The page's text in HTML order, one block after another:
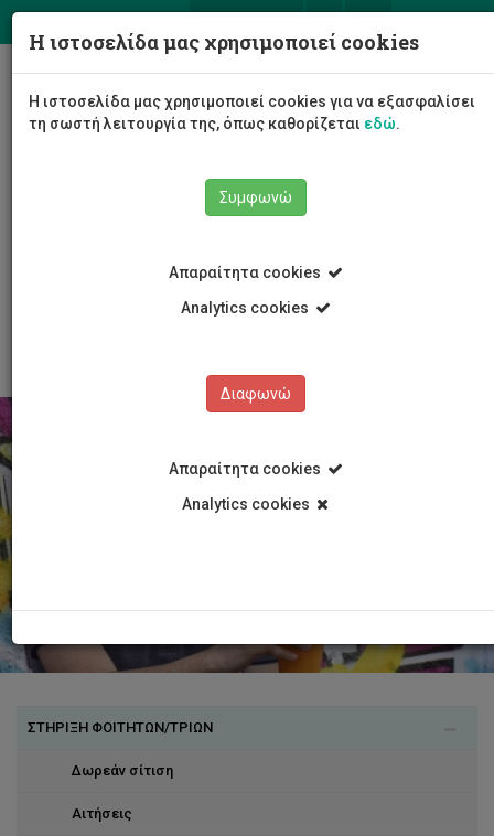
Υποτροφίες & βραβεία
Υποτροφίες κοινωνικής στήριξης για φοιτητές
μάστερ και διδακτορικού
ΣΤΗΡΙΞΗ ΦΟΙΤΗΤΩΝ/ΤΡΙΩΝ
Δωρεάν σίτιση
Αιτήσεις
Η ιστοσελίδα μας χρησιμοποιεί cookies
Η ιστοσελίδα μας χρησιμοποιεί cookies για να εξασφαλίσει
τη σωστή λειτουργία της, όπως καθορίζεται εδώ.
Συμφωνώ
Απαραίτητα cookies
Analytics cookies
Διαφωνώ
Απαραίτητα cookies
Analytics cookies